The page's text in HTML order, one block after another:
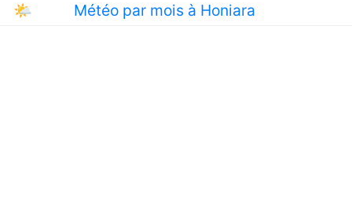
🌤 Météo par mois à Honiara